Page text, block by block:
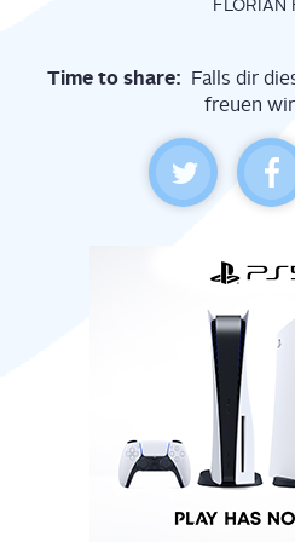
FLORIAN
Time to share: Falls dir
freuen